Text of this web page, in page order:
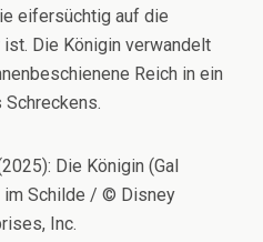
eifersüchtig auf die
Die Königin verwandelt
Reich in ein